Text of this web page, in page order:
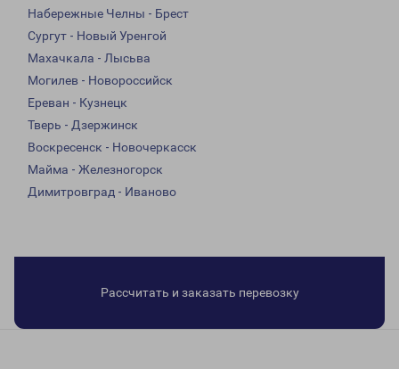
Набережные Челны - Брест
Сургут - Новый Уренгой
Махачкала - Лысьва
Могилев - Новороссийск
Ереван - Кузнецк
Тверь - Дзержинск
Воскресенск - Новочеркасск
Майма - Железногорск
Димитровград - Иваново
Рассчитать и заказать перевозку